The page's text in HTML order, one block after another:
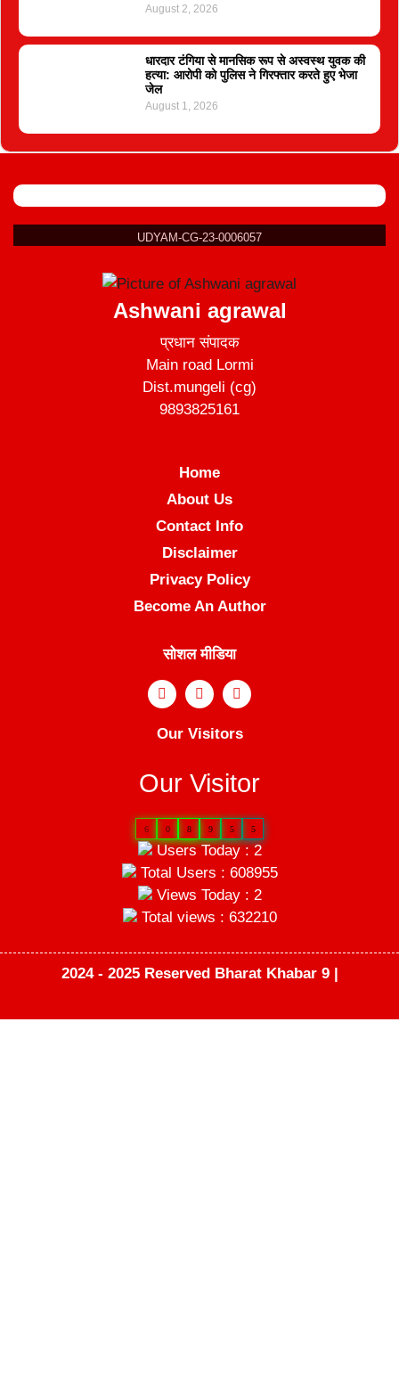
August 2, 2026
धारदार टंगिया से मानसिक रूप से अस्वस्थ युवक की
हत्या: आरोपी को पुलिस ने गिरफ्तार करते हुए भेजा
जेल
August 1, 2026
UDYAM-CG-23-0006057
Ashwani agrawal
प्रधान संपादक
Main road Lormi
Dist.mungeli (cg)
9893825161
Home
About Us
Contact Info
Disclaimer
Privacy Policy
Become An Author
सोशल मीडिया
Our Visitors
Our Visitor
6 0 8 9 5 5
Users Today : 2
Total Users : 608955
Views Today : 2
Total views : 632210
2024 - 2025 Reserved Bharat Khabar 9 |